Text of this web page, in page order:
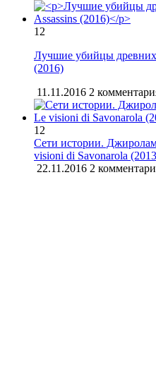
12
Лучшие убийцы древних
(2016)
11.11.2016 2
12
Сети истории.
visioni di Savonarola
22.11.2016 2